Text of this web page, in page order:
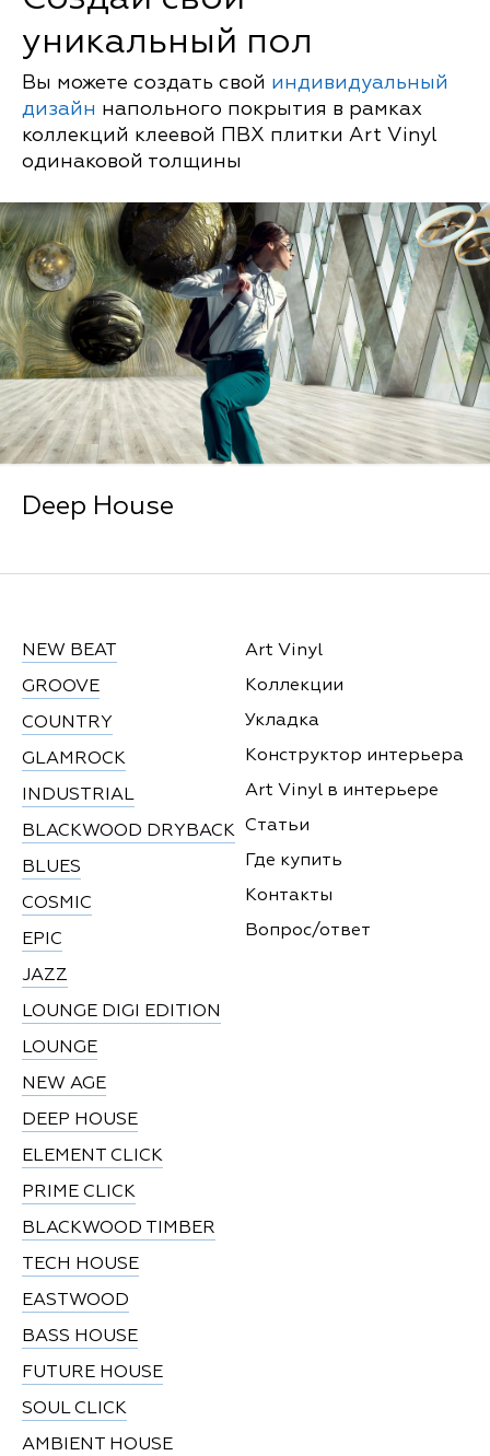
уникальный пол
Вы можете создать свой индивидуальный
дизайн напольного покрытия в рамках
коллекций клеевой ПВХ плитки Art Vinyl
одинаковой толщины
Deep House
NEW BEAT
GROOVE
COUNTRY
GLAMROCK
INDUSTRIAL
BLACKWOOD DRYBACK
BLUES
COSMIC
EPIC
JAZZ
LOUNGE DIGI EDITION
LOUNGE
NEW AGE
DEEP HOUSE
ELEMENT CLICK
PRIME CLICK
BLACKWOOD TIMBER
TECH HOUSE
EASTWOOD
BASS HOUSE
FUTURE HOUSE
SOUL CLICK
AMBIENT HOUSE
Art Vinyl
Коллекции
Укладка
Конструктор интерьера
Art Vinyl в интерьере
Статьи
Где купить
Контакты
Вопрос/ответ